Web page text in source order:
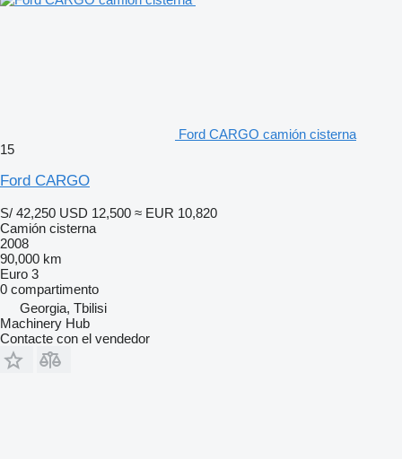
Ford CARGO camión cisterna
15
Ford CARGO
S/ 42,250 USD 12,500 ≈ EUR 10,820
Camión cisterna
2008
90,000 km
Euro 3
0 compartimento
Georgia, Tbilisi
Machinery Hub
Contacte con el vendedor